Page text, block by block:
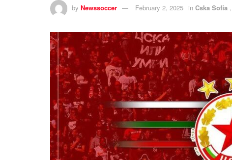
by Newssoccer February 2, 2025 in Cska Sofia ,